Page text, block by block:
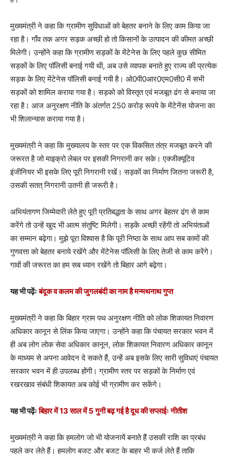
मुख्यमंत्री ने कहा कि ग्रामीण सुविधाओं को बेहतर बनाने के लिए काम किया जा
रहा है। गाँव तक अगर सड़क अच्छी हो तो किसानों के उत्पादन की कीमत अच्छी
मिलेगी। उन्होंने कहा कि ग्रामीण सड़कों के मेंटेनेस के लिए पहले कुछ सीमित
सड़कों के लिए पाॅलिसी बनाई गयी थी, अब उसे व्यापक बनाते हुए राज्य की प्रत्येक
सड़क के लिए मेंटेनेस पाॅलिसी बनाई गयी है। ओ0पी0आर0एम0सी0 में सभी
सड़कों को शामिल कराया गया है। सड़को को विस्तृत एवं मजबूत ढंग से बनाया जा
रहा है। आज अनुरक्षण नीति के अंतर्गत 250 करोड़ रूपये के मेंटेनेंस योजना का
भी शिलान्यास कराया गया है।
मुख्यमंत्री ने कहा कि मुख्यालय के स्तर पर एक विकसित तंत्र मजबूत करने की
जरूरत है जो माइक्रो लेबल पर इसकी निगरानी कर सके। एक्जीक्यूटिव
इंजीनियर भी इसके लिए पूरी निगरानी रखें। सड़कों का निर्माण जितना जरूरी है,
उसकी सतत् निगरानी उतनी ही जरूरी है।
अभियंतागण जिम्मेवारी लेते हुए पूरी प्रतिबद्धता के साथ अगर बेहतर ढंग से काम
करेंगे तो उन्हें खुद भी आत्म संतुष्टि मिलेगी। सड़कें अच्छी रहेंगी तो अभियंताओं
का सम्मान बढ़ेगा। मुझे पूरा विश्वास है कि पूरी निष्ठा के साथ आप सब कामों की
गुणवत्ता को बेहतर बनाये रखेंगे और मेंटेनेस पाॅलिसी के लिए तेजी से काम करेंगे।
गावों की जरूरत का हम सब ध्यान रखेंगे तो बिहार आगे बढ़ेगा।
यह भी पढ़ेंःबंदूक व कलम की जुगलबंदी का नाम है मन्मथनाथ गुप्त
मुख्यमंत्री ने कहा कि बिहार ग्राम पथ अनुरक्षण नीति को लोक शिकायत निवारण
अधिकार कानून से लिंक किया जाएगा। उन्होंने कहा कि पंचायत सरकार भवन में
ही अब लोग लोक सेवा अधिकार कानून, लोक शिकायत निवारण अधिकार कानून
के माध्यम से अपना आवेदन दे सकते हैं, उन्हें अब इसके लिए सारी सुविधाएं पंचायत
सरकार भवन में ही उपलब्ध होंगी। ग्रामीण स्तर पर सड़कों के निर्माण एवं
रखरखाव संबंधी शिकायत अब कोई भी ग्रामीण कर सकेंगे।
यह भी पढ़ेंःबिहार में 13 साल में 5 गुनी बढ़ गई है दूध की सप्लाईः नीतीश
मुख्यमंत्री ने कहा कि हमलोग जो भी योजनायें बनाते हैं उसकी राशि का प्रबंध
पहले कर लेते हैं। हमलोग बजट और बजट के बाहर भी कर्ज लेते हैं ताकि